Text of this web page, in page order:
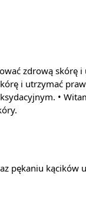
zdrową skórę
i utrzymać
•
pękaniu kącików